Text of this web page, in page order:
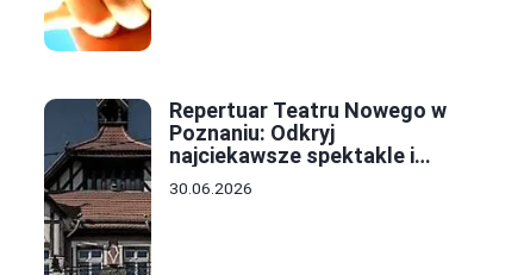
Repertuar Teatru Nowego w
Poznaniu: Odkryj
najciekawsze spektakle i
wydarzenia tej sezonu
30.06.2026